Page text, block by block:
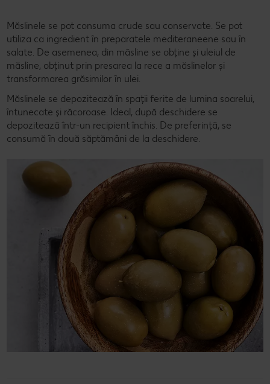
Măslinele se pot consuma crude sau conservate. Se pot
utiliza ca ingredient în preparatele mediteraneene sau în
salate. De asemenea, din măsline se obține și uleiul de
măsline, obținut prin presarea la rece a măslinelor și
transformarea grăsimilor în ulei.
Măslinele se depozitează în spații ferite de lumina soarelui,
întunecate și răcoroase. Ideal, după deschidere se
depozitează într-un recipient închis. De preferință, se
consumă în două săptămâni de la deschidere.